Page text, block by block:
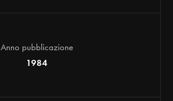
Anno pubblicazione
1984